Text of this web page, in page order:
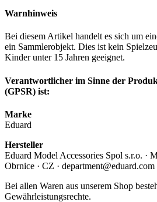
Warnhinweis
Bei diesem Artikel handelt es sich um
ein Sammlerobjekt. Dies ist kein
Kinder unter 15 Jahren geeignet.
Verantwortlicher im Sinne der
(GPSR) ist:
Marke
Eduard
Hersteller
Eduard Model Accessories Spol s.r.o. ·
Obrnice · CZ ·
Bei allen Waren aus unserem Shop
Gewährleistungsrechte.